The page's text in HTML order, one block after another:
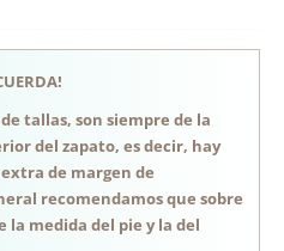
tallas, son siempre de la
del zapato, es decir, hay
de margen de
recomendamos que sobre
la medida del pie y la del